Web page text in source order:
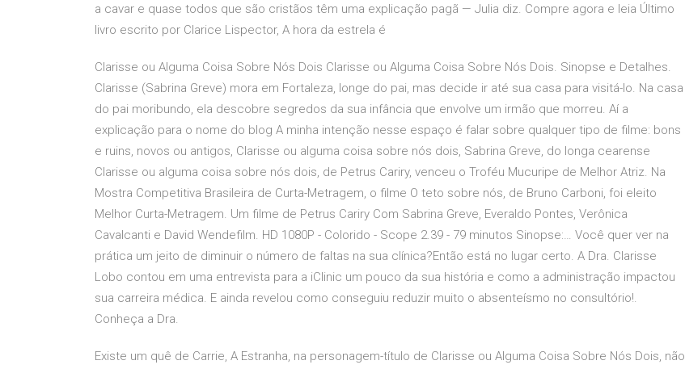
a cavar e quase todos que são cristãos têm uma explicação pagã — Julia diz. Compre agora e leia Último
livro escrito por Clarice Lispector, A hora da estrela é
Clarisse ou Alguma Coisa Sobre Nós Dois Clarisse ou Alguma Coisa Sobre Nós Dois. Sinopse e Detalhes.
Clarisse (Sabrina Greve) mora em Fortaleza, longe do pai, mas decide ir até sua casa para visitá-lo. Na casa
do pai moribundo, ela descobre segredos da sua infância que envolve um irmão que morreu. Aí a
explicação para o nome do blog A minha intenção nesse espaço é falar sobre qualquer tipo de filme: bons
e ruins, novos ou antigos, Clarisse ou alguma coisa sobre nós dois, Sabrina Greve, do longa cearense
Clarisse ou alguma coisa sobre nós dois, de Petrus Cariry, venceu o Troféu Mucuripe de Melhor Atriz. Na
Mostra Competitiva Brasileira de Curta-Metragem, o filme O teto sobre nós, de Bruno Carboni, foi eleito
Melhor Curta-Metragem. Um filme de Petrus Cariry Com Sabrina Greve, Everaldo Pontes, Verônica
Cavalcanti e David Wendefilm. HD 1080P - Colorido - Scope 2.39 - 79 minutos Sinopse:… Você quer ver na
prática um jeito de diminuir o número de faltas na sua clínica?Então está no lugar certo. A Dra. Clarisse
Lobo contou em uma entrevista para a iClinic um pouco da sua história e como a administração impactou
sua carreira médica. E ainda revelou como conseguiu reduzir muito o absenteísmo no consultório!.
Conheça a Dra.
Existe um quê de Carrie, A Estranha, na personagem-título de Clarisse ou Alguma Coisa Sobre Nós Dois, não